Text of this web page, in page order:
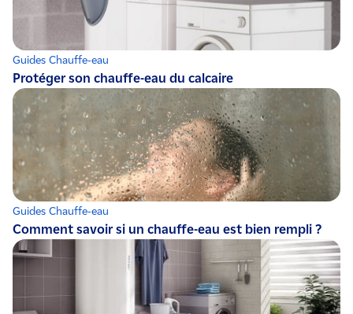
Guides Chauffe-eau
Protéger son chauffe-eau du calcaire
Guides Chauffe-eau
Comment savoir si un chauffe-eau est bien rempli ?